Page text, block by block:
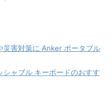
災害対策に Anker ポータブル
シャブル キーボードのおすす